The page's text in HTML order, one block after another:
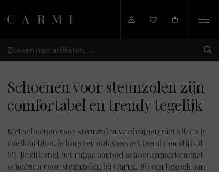
ZOEKEN
Schoenen voor steunzolen zijn
comfortabel en trendy tegelijk
Met schoenen voor steunzolen verdwijnen niet alleen je
voetklachten, je loopt er ook steevast trendy en stijlvol
bij. Bekijk snel het ruime aanbod schoenenmerken met
schoenen voor steunzolen bij Carmi. Bij een bezoek aan